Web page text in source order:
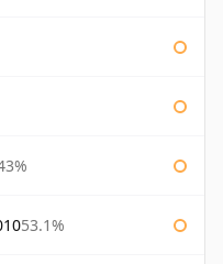
53.1%